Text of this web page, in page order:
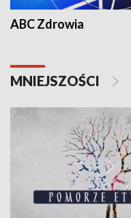
ABC Zdrowia
MNIEJSZOŚCI